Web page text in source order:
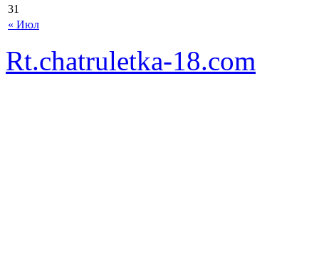
« Июл
31
Rt.chatruletka-18.com